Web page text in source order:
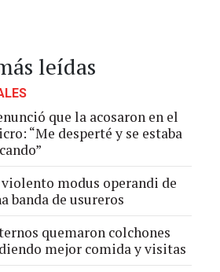
leídas
que la acosaron en el
“Me desperté y se estaba
modus operandi de
banda de usureros
quemaron colchones
mejor comida y visitas